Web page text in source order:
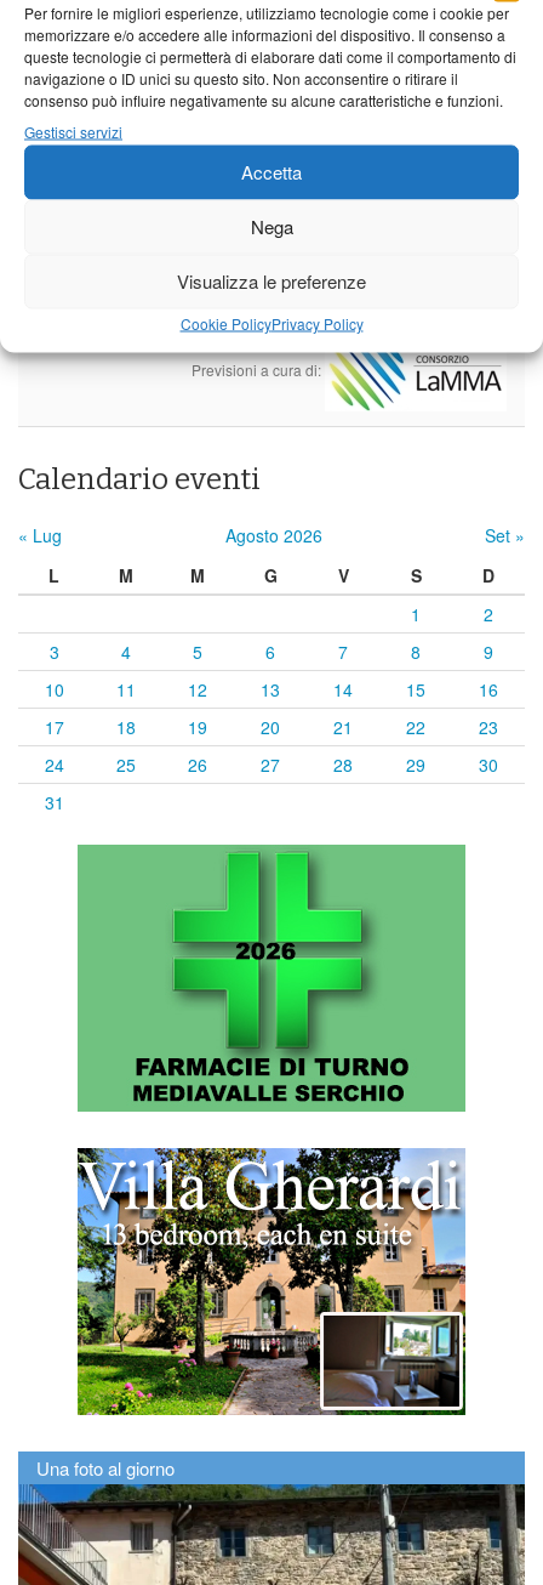
Per fornire le migliori esperienze, utilizziamo tecnologie come i cookie per
memorizzare e/o accedere alle informazioni del dispositivo. Il consenso a
queste tecnologie ci permetterà di elaborare dati come il comportamento di
navigazione o ID unici su questo sito. Non acconsentire o ritirare il
consenso può influire negativamente su alcune caratteristiche e funzioni.
Gestisci servizi
Accetta
Nega
Visualizza le preferenze
Cookie PolicyPrivacy Policy
Domenica Lunedì Martedì
Borgo a Mozzano
25°C |33°C 21°C
Previsioni a cura di:
Calendario eventi
« Lug Agosto 2026
Set »
L
M M G V S
D
1
2
3
4 5 6 7 8
9
10
11 12 13 14 15
16
17
18 19 20 21 22
23
24
25 26 27 28 29
30
31
Una foto al giorno